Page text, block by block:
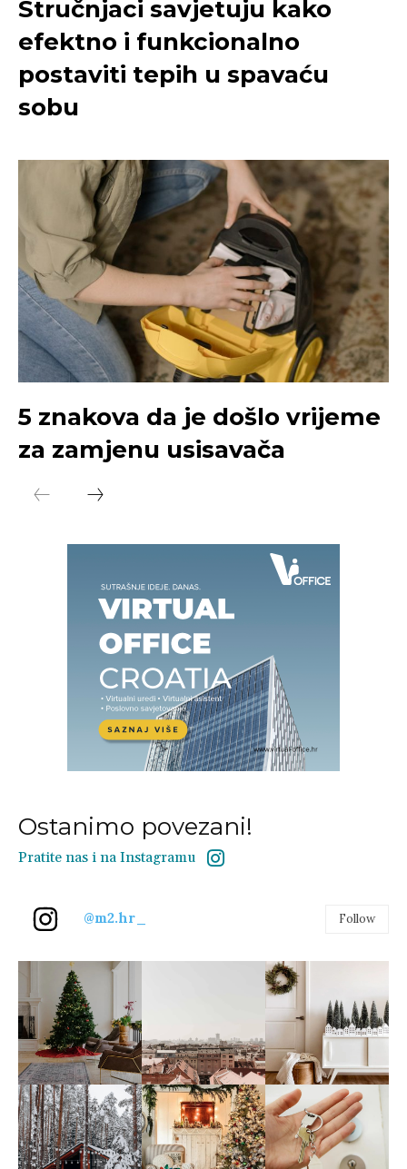
Stručnjaci savjetuju kako
efektno i funkcionalno
postaviti tepih u spavaću
sobu
5 znakova da je došlo vrijeme
za zamjenu usisavača
Ostanimo povezani!
Pratite nas i na Instagramu
@m2.hr_ Follow